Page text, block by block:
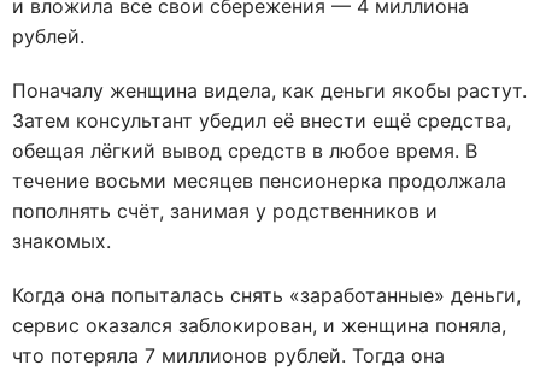
и вложила все свои сбережения — 4 миллиона
рублей.
Поначалу женщина видела, как деньги якобы растут.
Затем консультант убедил её внести ещё средства,
обещая лёгкий вывод средств в любое время. В
течение восьми месяцев пенсионерка продолжала
пополнять счёт, занимая у родственников и
знакомых.
Когда она попыталась снять «заработанные» деньги,
сервис оказался заблокирован, и женщина поняла,
что потеряла 7 миллионов рублей. Тогда она